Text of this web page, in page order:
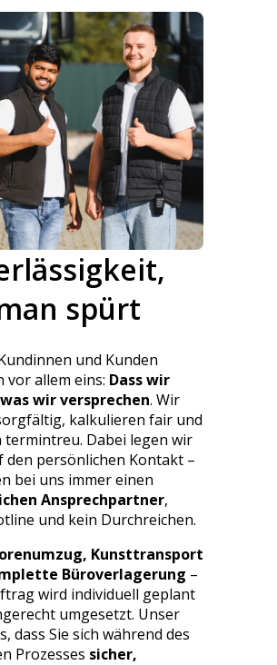
spürt
und Kunden
vor allem eins: Dass wir
wir versprechen. Wir
kalkulieren fair und
termintreu. Dabei legen wir
den persönlichen Kontakt –
bei uns immer einen
Ansprechpartner,
und kein Durchreichen.
Kunsttransport
Büroverlagerung –
wird individuell geplant
umgesetzt. Unser
dass Sie sich während des
Prozesses sicher,